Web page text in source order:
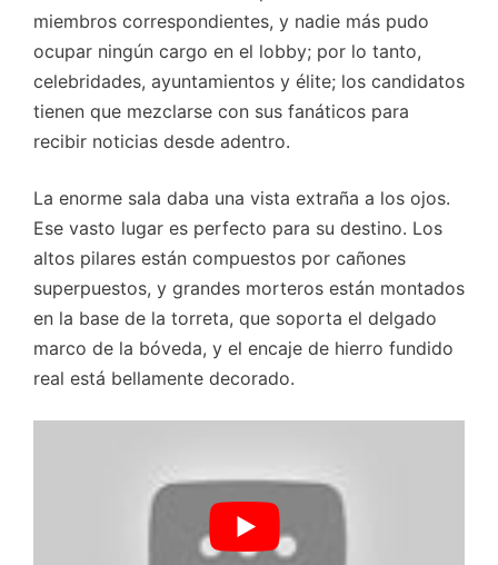
miembros correspondientes, y nadie más pudo
ocupar ningún cargo en el lobby; por lo tanto,
celebridades, ayuntamientos y élite; los candidatos
tienen que mezclarse con sus fanáticos para
recibir noticias desde adentro.
La enorme sala daba una vista extraña a los ojos.
Ese vasto lugar es perfecto para su destino. Los
altos pilares están compuestos por cañones
superpuestos, y grandes morteros están montados
en la base de la torreta, que soporta el delgado
marco de la bóveda, y el encaje de hierro fundido
real está bellamente decorado.